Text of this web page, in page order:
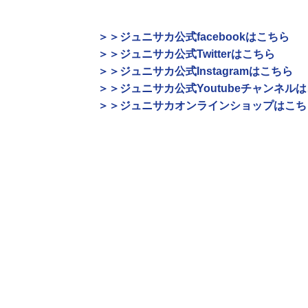
＞＞ジュニサカ公式facebookはこちら
＞＞ジュニサカ公式Twitterはこちら
＞＞ジュニサカ公式Instagramはこちら
＞＞ジュニサカ公式Youtubeチャンネルは
＞＞ジュニサカオンラインショップはこち